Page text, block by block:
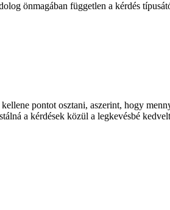
önmagában független a kérdés
pontot osztani, aszerint, hogy
a kérdések közül a legkevésbé